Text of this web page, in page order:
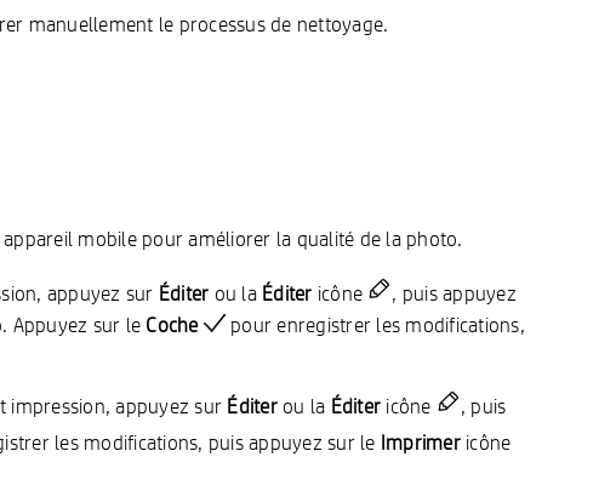
manuellement le processus de nettoyage.
mobile pour améliorer la qualité de la photo.
appuyez sur Éditer ou la Éditer icône
, puis appuyez
Appuyez sur le Coche
pour enregistrer les modifications,
impression, appuyez sur Éditerou la Éditer icône
, puis
les modifications, puis appuyez sur le Imprimericône